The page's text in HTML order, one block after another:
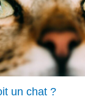
un chat ?